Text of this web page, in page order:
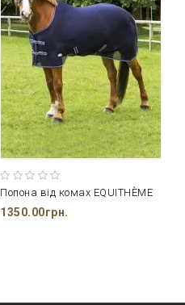
Попона від комах EQUITHÈME
1350.00грн.